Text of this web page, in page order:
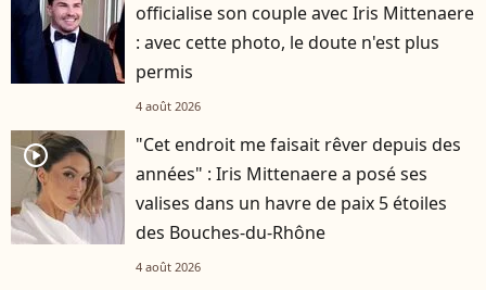
officialise son couple avec Iris Mittenaere
: avec cette photo, le doute n'est plus
permis
4 août 2026
player2
"Cet endroit me faisait rêver depuis des
années" : Iris Mittenaere a posé ses
valises dans un havre de paix 5 étoiles
des Bouches-du-Rhône
4 août 2026